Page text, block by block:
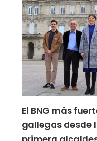
El BNG más
gallegas desde